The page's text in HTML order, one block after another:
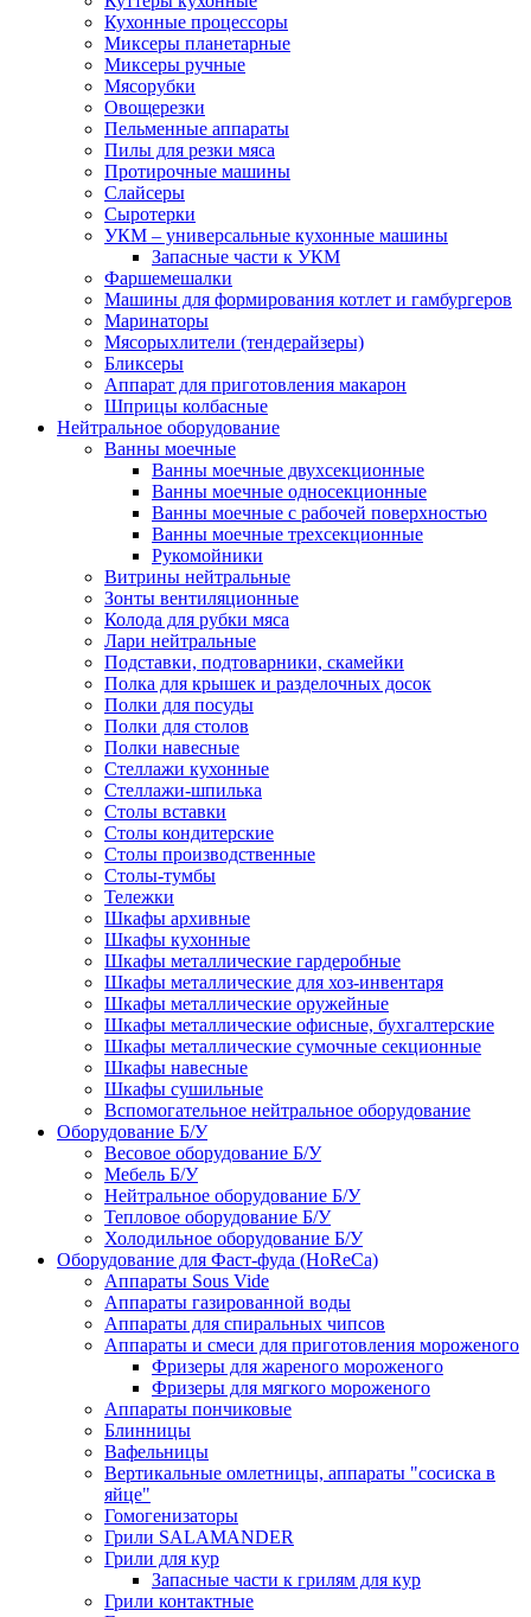
Кухонные процессоры
Миксеры планетарные
Миксеры ручные
Мясорубки
Овощерезки
Пельменные аппараты
Пилы для резки мяса
Протирочные машины
Слайсеры
Сыротерки
УКМ – универсальные кухонные машины
Запасные части к УКМ
Фаршемешалки
Машины для формирования котлет и гамбургеров
Маринаторы
Мясорыхлители (тендерайзеры)
Бликсеры
Аппарат для приготовления макарон
Шприцы колбасные
Нейтральное оборудование
Ванны моечные
Ванны моечные двухсекционные
Ванны моечные односекционные
Ванны моечные с рабочей поверхностью
Ванны моечные трехсекционные
Рукомойники
Витрины нейтральные
Зонты вентиляционные
Колода для рубки мяса
Лари нейтральные
Подставки, подтоварники, скамейки
Полка для крышек и разделочных досок
Полки для посуды
Полки для столов
Полки навесные
Стеллажи кухонные
Стеллажи-шпилька
Столы вставки
Столы кондитерские
Столы производственные
Столы-тумбы
Тележки
Шкафы архивные
Шкафы кухонные
Шкафы металлические гардеробные
Шкафы металлические для хоз-инвентаря
Шкафы металлические оружейные
Шкафы металлические офисные, бухгалтерские
Шкафы металлические сумочные секционные
Шкафы навесные
Шкафы сушильные
Вспомогательное нейтральное оборудование
Оборудование Б/У
Весовое оборудование Б/У
Мебель Б/У
Нейтральное оборудование Б/У
Тепловое оборудование Б/У
Холодильное оборудование Б/У
Оборудование для Фаст-фуда (HoReCa)
Аппараты Sous Vide
Аппараты газированной воды
Аппараты для спиральных чипсов
Аппараты и смеси для приготовления мороженого
Фризеры для жареного мороженого
Фризеры для мягкого мороженого
Аппараты пончиковые
Блинницы
Вафельницы
Вертикальные омлетницы, аппараты "сосиска в
яйце"
Гомогенизаторы
Грили SALAMANDER
Грили для кур
Запасные части к грилям для кур
Грили контактные